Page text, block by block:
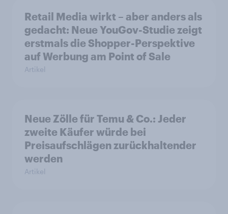
Retail Media wirkt – aber anders als
gedacht: Neue YouGov-Studie zeigt
erstmals die Shopper-Perspektive
auf Werbung am Point of Sale
Artikel
Neue Zölle für Temu & Co.: Jeder
zweite Käufer würde bei
Preisaufschlägen zurückhaltender
werden
Artikel